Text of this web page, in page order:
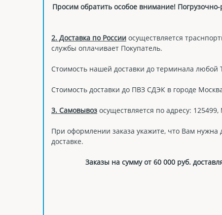
Просим обратить особое внимание!
2. Доставка по России осуществляется
службы оплачивает Покупатель.
Стоимость нашей доставки до терминала любой
Стоимость доставки до ПВЗ СДЭК в городе
3. Самовывоз осуществляется по адресу:
При оформлении заказа укажите, что Вам
доставке.
Заказы на сумму от 60 000 руб.